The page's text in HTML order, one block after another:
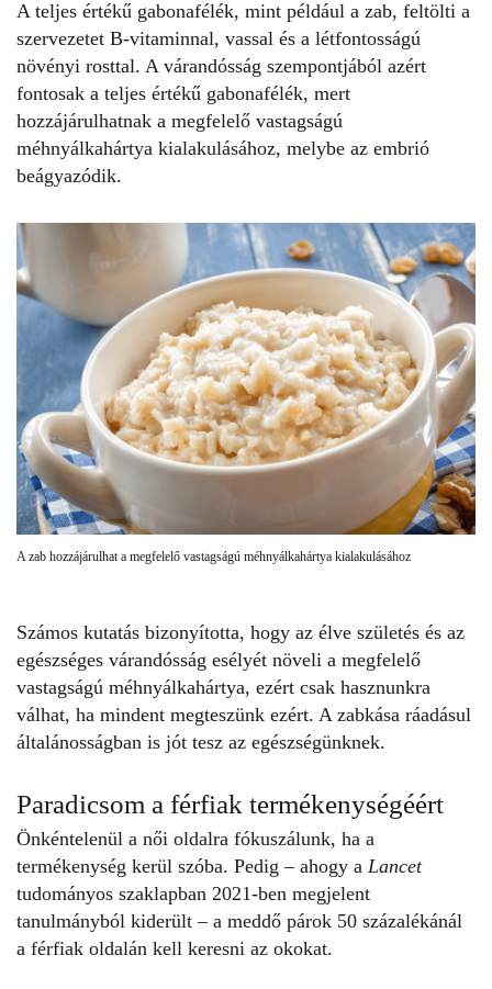
A teljes értékű gabonafélék, mint például a zab, feltölti a
szervezetet B-vitaminnal, vassal és a létfontosságú
növényi rosttal. A várandósság szempontjából azért
fontosak a teljes értékű gabonafélék, mert
hozzájárulhatnak a megfelelő vastagságú
méhnyálkahártya kialakulásához, melybe az embrió
beágyazódik.
A zab hozzájárulhat a megfelelő vastagságú méhnyálkahártya kialakulásához
Számos kutatás bizonyította, hogy az élve születés és az
egészséges várandósság esélyét növeli a megfelelő
vastagságú méhnyálkahártya, ezért csak hasznunkra
válhat, ha mindent megteszünk ezért. A zabkása ráadásul
általánosságban is jót tesz az egészségünknek.
Paradicsom a férfiak termékenységéért
Önkéntelenül a női oldalra fókuszálunk, ha a
termékenység kerül szóba. Pedig – ahogy a Lancet
tudományos szaklapban 2021-ben megjelent
tanulmányból kiderült – a meddő párok 50 százalékánál
a férfiak oldalán kell keresni az okokat.